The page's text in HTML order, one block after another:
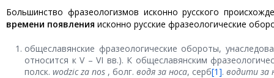
Большинство фразеологизмов исконно русского
времени появления исконно русские фразеологические
общеславянские фразеологические обороты,
относится к V – VI вв.). К общеславянским
полск. wodzic za nos , болг. водя за носа, серб[1]. водити за